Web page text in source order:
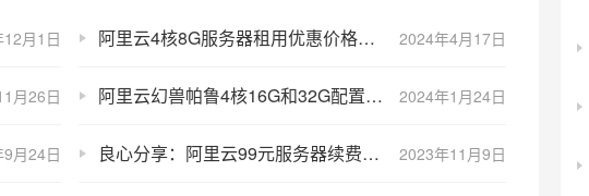
月1日 2024年4月17日
阿里云4核8G服务器租用优惠价格，一年700元
月26日 2024年1月24日
阿里云幻兽帕鲁4核16G和32G配置推荐价格表
月24日 2023年11月9日
良心分享：阿里云99元服务器续费到2027年（反套路攻略）